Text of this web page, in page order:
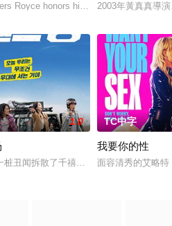
境，她答应为挚友雅斯敏牵线搭桥，为
Royce honors his late mother's legacy
2003年黃真真導
und Le
1.0
桩丑闻拆散了千禧年初期当红的韩国流行
TC中字
我要你的性
面容清秀的艾略特